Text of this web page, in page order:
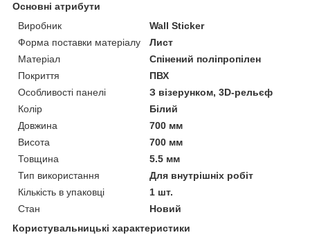
Основні атрибути
Виробник
Wall Sticker
Форма поставки матеріалу
Лист
Матеріал
Спінений поліпропілен
Покриття
ПВХ
Особливості панелі
З візерунком, 3D-рельєф
Колір
Білий
Довжина
700 мм
Висота
700 мм
Товщина
5.5 мм
Тип використання
Для внутрішніх робіт
Кількість в упаковці
1 шт.
Стан
Новий
Користувальницькі характеристики